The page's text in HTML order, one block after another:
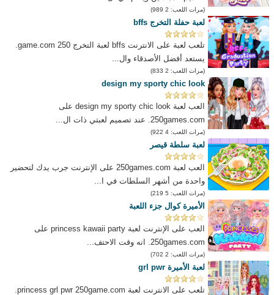
(مرات اللعب: 2 989)
لعبة حفلة التخرج bffs
تلعب لعبة على الانترنت bffs لعبة التخرج 250 game.com.
يستعد أفضل الأصدقاء وال...
(مرات اللعب: 2 833)
design my sporty chic look
العب لعبة design my sporty chic look على
250games.com. عند تصميم لعبتي ذات ال...
(مرات اللعب: 4 922)
لعبة سلطة قيصر
العب لعبة 250games.com على الإنترنت جرب يدك لتحضير
واحدة من أشهر السلطات في ا...
(مرات اللعب: 5 219)
الأميرة كوال جزء اللعبة
العب على الإنترنت لعبة princess kawaii party على
250games.com. انه وقت الاحتف...
(مرات اللعب: 2 702)
لعبة الأميرة grl pwr
تلعب على الانترنت لعبة princess grl pwr 250game.com.